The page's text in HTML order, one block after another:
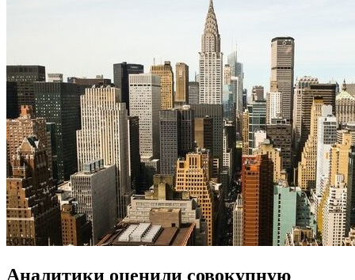
Аналитики оценили совокупную